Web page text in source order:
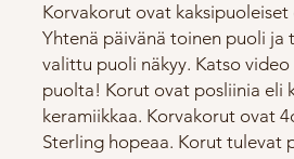
Korvakorut ovat
Yhtenä päivänä toinen puoli ja
valittu puoli näkyy. Katso
puolta! Korut ovat posliinia eli
keramiikkaa. Korvakorut ovat
Sterling hopeaa. Korut tulevat